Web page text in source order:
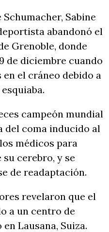
Sabine
abandonó el
Grenoble, donde
de diciembre cuando
el cráneo debido a
campeón mundial
del coma inducido al
médicos para
cerebro, y se
de readaptación.
revelaron que el
a un centro de
Lausana, Suiza.